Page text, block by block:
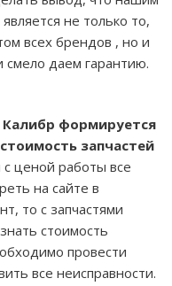
не только то,
всех брендов , но и
смело даем гарантию.
формируется
запчастей
с ценой работы все
на сайте в
то с запчастями
стоимость
провести
все неисправности.